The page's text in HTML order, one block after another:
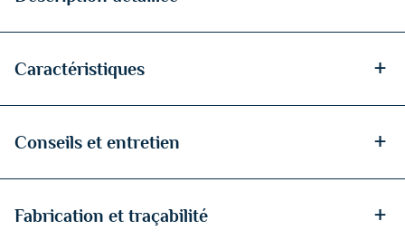
Caractéristiques +
Conseils et entretien +
Fabrication et traçabilité +